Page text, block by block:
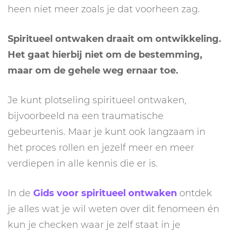
heen niet meer zoals je dat voorheen zag.
Spiritueel ontwaken draait om ontwikkeling.
Het gaat hierbij niet om de bestemming,
maar om de gehele weg ernaar toe.
Je kunt plotseling spiritueel ontwaken,
bijvoorbeeld na een traumatische
gebeurtenis. Maar je kunt ook langzaam in
het proces rollen en jezelf meer en meer
verdiepen in alle kennis die er is.
In de Gids voor spiritueel ontwaken ontdek
je alles wat je wil weten over dit fenomeen én
kun je checken waar je zelf staat in je